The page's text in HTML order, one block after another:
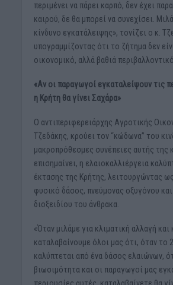
περιμένει να πάρει καρπό, δεν έχει
καιρού, δε θα μπορεί να συνεχίσει.
κίνδυνο εγκατάλειψης», τονίζει ο κ.
υπογραμμίζοντας ότι το ζήτημα δεν
οικονομικό, αλλά βαθιά περιβαλλοντικό.
«Αν οι παραγωγοί εγκαταλείψουν τις
η Κρήτη θα γίνει Σαχάρα»
Ο αντιπεριφερειάρχης Αγροτικής
Τζεδάκης, κρούει τον “κώδωνα” του
μακροπρόθεσμες συνέπειες αυτής της
επισημαίνει, η ελαιοκαλλιέργεια
έκτασης της Κρήτης, λειτουργώντας
φυσικό δάσος, πνεύμονας οξυγόνου
διοξειδίου του άνθρακα.
«Όταν μιλάμε για κλιματική αλλαγή και
καταλαβαίνουμε όλοι μας ότι, όταν το
καλύπτεται από ένα δάσος ελαιώνων,
βιωσιμότητα και οι παραγωγοί μας